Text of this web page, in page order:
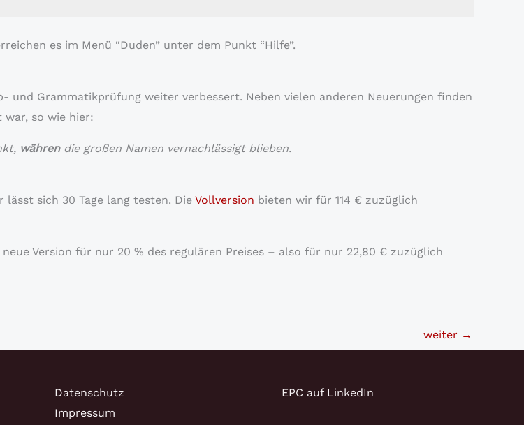
es im Menü “Duden” unter dem Punkt “Hilfe”.
Grammatikprüfung weiter verbessert. Neben vielen anderen Neuerungen finden
war, so wie hier:
währen die großen Namen vernachlässigt blieben.
lässt sich 30 Tage lang testen. Die Vollversion bieten wir für 114 € zuzüglich
Version für nur 20 % des regulären Preises – also für nur 22,80 € zuzüglich
weiter →
Datenschutz
Impressum
EPC auf LinkedIn